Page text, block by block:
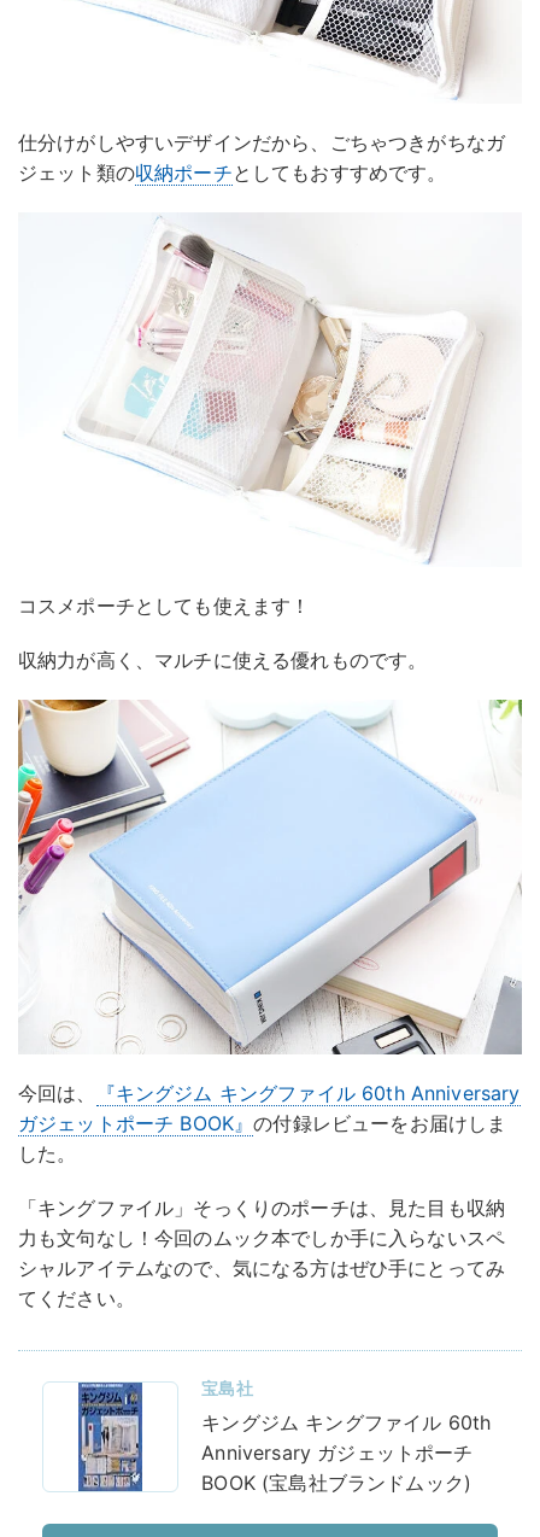
仕分けがしやすいデザインだから、ごちゃつきがちなガ
ジェット類の収納ポーチとしてもおすすめです。
コスメポーチとしても使えます！
収納力が高く、マルチに使える優れものです。
今回は、
『キングジム キングファイル 60th Anniversary
ガジェットポーチ BOOK』の付録レビューをお届けしま
した。
「キングファイル」そっくりのポーチは、見た目も収納
力も文句なし！今回のムック本でしか手に入らないスペ
シャルアイテムなので、気になる方はぜひ手にとってみ
てください。
宝島社
キングジム キングファイル 60th
Anniversary ガジェットポーチ
BOOK (宝島社ブランドムック)